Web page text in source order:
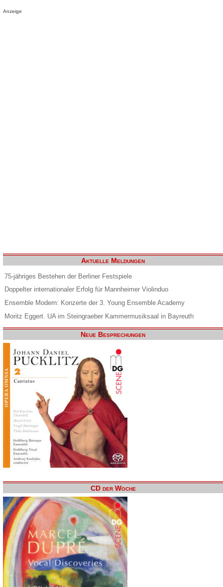
Anzeige
Aktuelle Meldungen
75-jähriges Bestehen der Berliner Festspiele
Doppelter internationaler Erfolg für Mannheimer Violinduo
Ensemble Modern: Konzerte der 3. Young Ensemble Academy
Moritz Eggert. UA im Steingraeber Kammermusiksaal in Bayreuth
Neue Besprechungen
CD der Woche